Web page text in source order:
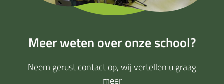
Meer weten over onze school?
Neem gerust contact op, wij vertellen u graag
meer